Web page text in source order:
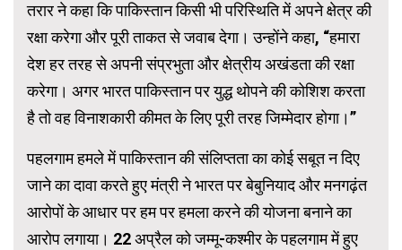
तरार ने कहा कि पाकिस्तान किसी भी परिस्थिति में अपने क्षेत्र की
रक्षा करेगा और पूरी ताकत से जवाब देगा। उन्होंने कहा, “हमारा
देश हर तरह से अपनी संप्रभुता और क्षेत्रीय अखंडता की रक्षा
करेगा। अगर भारत पाकिस्तान पर युद्ध थोपने की कोशिश करता
है तो वह विनाशकारी कीमत के लिए पूरी तरह जिम्मेदार होगा।”
पहलगाम हमले में पाकिस्तान की संलिप्तता का कोई सबूत न दिए
जाने का दावा करते हुए मंत्री ने भारत पर बेबुनियाद और मनगढ़ंत
आरोपों के आधार पर हम पर हमला करने की योजना बनाने का
आरोप लगाया। 22 अप्रैल को जम्मू-कश्मीर के पहलगाम में हुए